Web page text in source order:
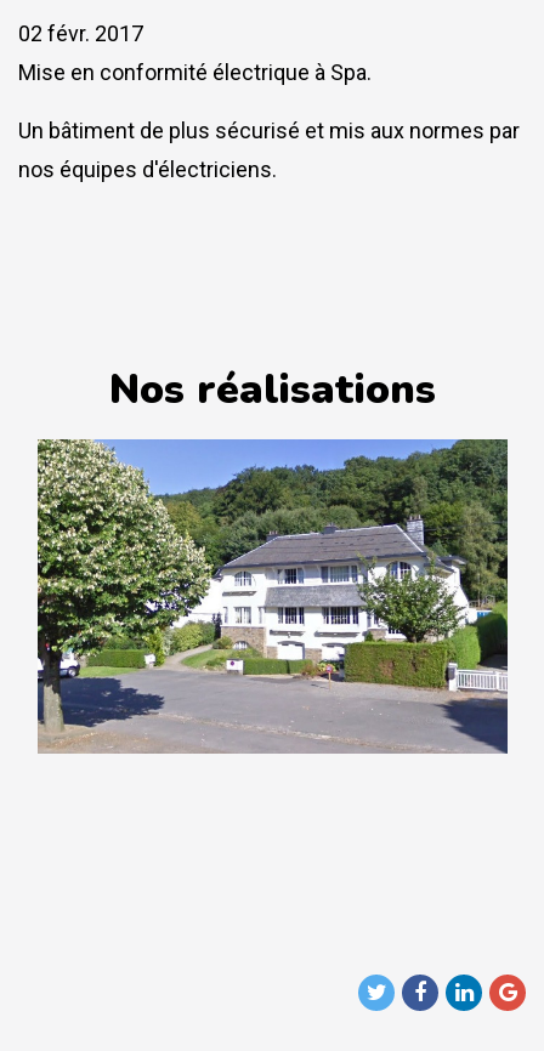
02 févr. 2017
Mise en conformité électrique à Spa.
Un bâtiment de plus sécurisé et mis aux normes par
nos équipes d'électriciens.
Nos réalisations